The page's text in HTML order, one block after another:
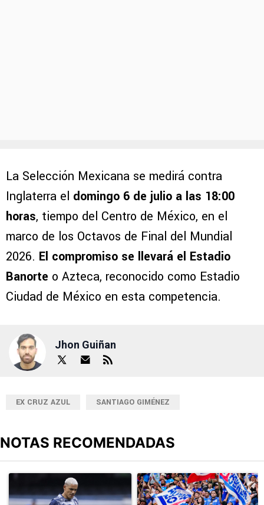
La Selección Mexicana se medirá contra
Inglaterra el domingo 6 de julio a las 18:00
horas, tiempo del Centro de México, en el
marco de los Octavos de Final del Mundial
2026. El compromiso se llevará el Estadio
Banorte o Azteca, reconocido como Estadio
Ciudad de México en esta competencia.
Jhon Guiñan
EX CRUZ AZUL SANTIAGO GIMÉNEZ
NOTAS RECOMENDADAS
Un artículo de tendencia con el título "Revelan un detalle clave
Un artículo de tendencia con el